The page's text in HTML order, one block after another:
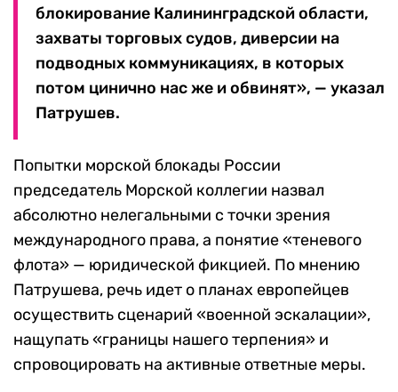
блокирование Калининградской области,
захваты торговых судов, диверсии на
подводных коммуникациях, в которых
потом цинично нас же и обвинят», — указал
Патрушев.
Попытки морской блокады России
председатель Морской коллегии назвал
абсолютно нелегальными с точки зрения
международного права, а понятие «теневого
флота» — юридической фикцией. По мнению
Патрушева, речь идет о планах европейцев
осуществить сценарий «военной эскалации»,
нащупать «границы нашего терпения» и
спровоцировать на активные ответные меры.